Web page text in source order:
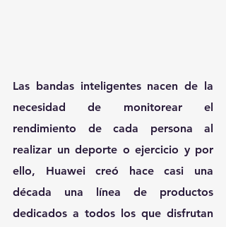
Las bandas inteligentes nacen de la
necesidad de monitorear el
rendimiento de cada persona al
realizar un deporte o ejercicio y por
ello, Huawei creó hace casi una
década una línea de productos
dedicados a todos los que disfrutan